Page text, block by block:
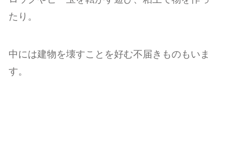
たり。
中には建物を壊すことを好む不届きものもいま
す。